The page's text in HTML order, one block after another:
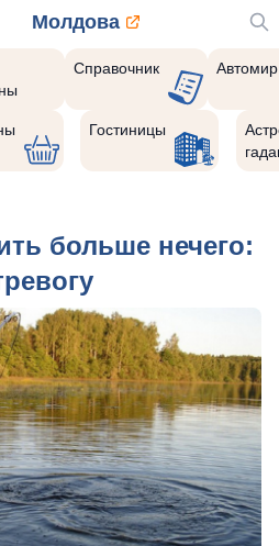
Молдова
Справочник Автомир
Гостиницы
больше нечего: